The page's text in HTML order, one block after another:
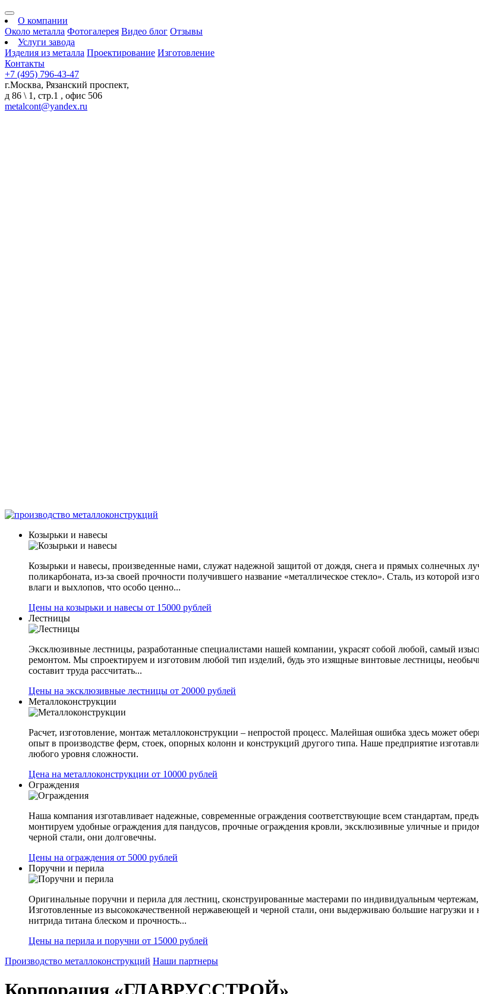
О компании
Около металла Фотогалерея Видео блог Отзывы
Услуги завода
Изделия из металла Проектирование Изготовление
Контакты
+7 (495) 796-43-47
г.Москва, Рязанский проспект,
д 86 \ 1, стр.1 , офис 506
metalcont@yandex.ru
Козырьки и навесы
Козырьки и навесы, произведенные нами, служат надежной защитой от дождя, снега и прямых солнечных
поликарбоната, из-за своей прочности получившего название «металлическое стекло». Сталь, из которой
влаги и выхлопов, что особо ценно...
Цены на козырьки и навесы от 15000 рублей
Лестницы
Эксклюзивные лестницы, разработанные специалистами нашей компании, украсят собой любой, самый
ремонтом. Мы спроектируем и изготовим любой тип изделий, будь это изящные винтовые лестницы,
составит труда рассчитать...
Цены на эксклюзивные лестницы от 20000 рублей
Металлоконструкции
Расчет, изготовление, монтаж металлоконструкции – непростой процесс. Малейшая ошибка здесь может
опыт в производстве ферм, стоек, опорных колонн и конструкций другого типа. Наше предприятие
любого уровня сложности.
Цена на металлоконструкции от 10000 рублей
Ограждения
Наша компания изготавливает надежные, современные ограждения соответствующие всем стандартам,
монтируем удобные ограждения для пандусов, прочные ограждения кровли, эксклюзивные уличные и
черной стали, они долговечны.
Цены на ограждения от 5000 рублей
Поручни и перила
Оригинальные поручни и перила для лестниц, сконструированные мастерами по индивидуальным
Изготовленные из высококачественной нержавеющей и черной стали, они выдерживаю большие
нитрида титана блеском и прочность...
Цены на перила и поручни от 15000 рублей
Производство металлоконструкций Наши партнеры